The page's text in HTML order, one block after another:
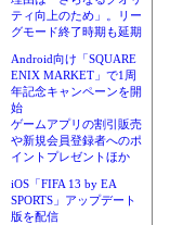
ティ向上のため」。リー
グモード終了時期も延期
Android向け「SQUARE
ENIX MARKET」で1周
年記念キャンペーンを開
始
ゲームアプリの割引販売
や新規会員登録者へのポ
イントプレゼントほか
iOS「FIFA 13 by EA
SPORTS」アップデート
版を配信